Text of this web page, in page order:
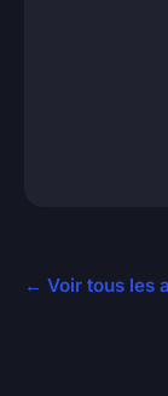
← Voir tous les